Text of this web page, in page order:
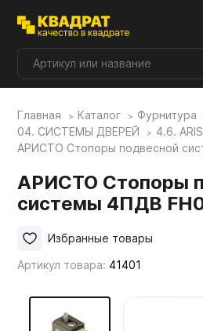
Плитные материалы
Мой ЭГГЕР
Фасады
Главная Каталог
Фурнитура
04. СИСТЕМЫ ДВЕРЕЙ
4.6.
АРИСТО Стопоры подвесной
АРИСТО Стопоры
системы 4ПДВ
Артикул товара: 41401
Избранные товары